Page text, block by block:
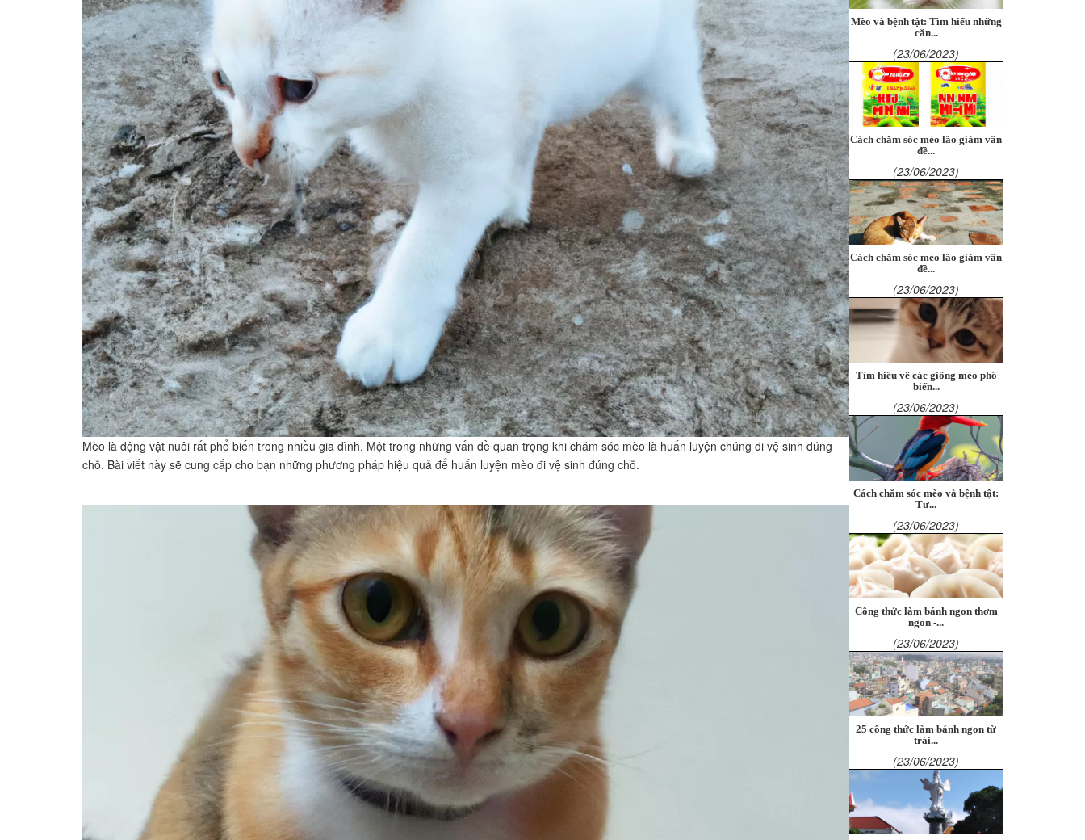
Mèo là động vật nuôi rất phổ biến trong nhiều gia đình. Một trong những vấn đề quan trọng khi chăm sóc mèo là huấn luyện chúng đi vệ sinh đúng
chỗ. Bài viết này sẽ cung cấp cho bạn những phương pháp hiệu quả để huấn luyện mèo đi vệ sinh đúng chỗ.
Mèo và bệnh tật: Tìm hiểu những
căn...
(23/06/2023)
Cách chăm sóc mèo lão giảm vấn
đề...
(23/06/2023)
Cách chăm sóc mèo lão giảm vấn
đề...
(23/06/2023)
Tìm hiểu về các giống mèo phổ
biến...
(23/06/2023)
Cách chăm sóc mèo và bệnh tật:
Tư...
(23/06/2023)
Công thức làm bánh ngon thơm
ngon -...
(23/06/2023)
25 công thức làm bánh ngon từ
trái...
(23/06/2023)